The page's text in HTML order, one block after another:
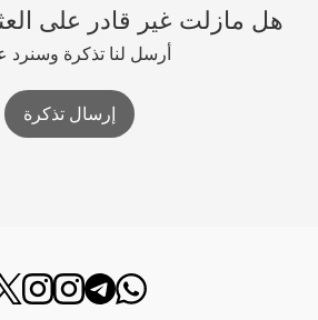
هل مازلت غير قادر على
أرسل لنا تذكرة وسنرد
إرسال تذكرة